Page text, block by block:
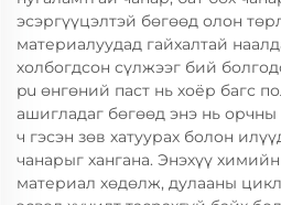
эсэргүүцэлтэй бөгөөд олон
материалуудад гайхалтай
холбогдсон сүлжээг бий
pu өнгөний паст нь хоёр багс
ашигладаг бөгөөд энэ нь
ч гэсэн зөв хатуурах болон
чанарыг хангана. Энэхүү
материал хөдөлж, дулааны